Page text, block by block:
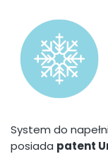
System do
posiada patent